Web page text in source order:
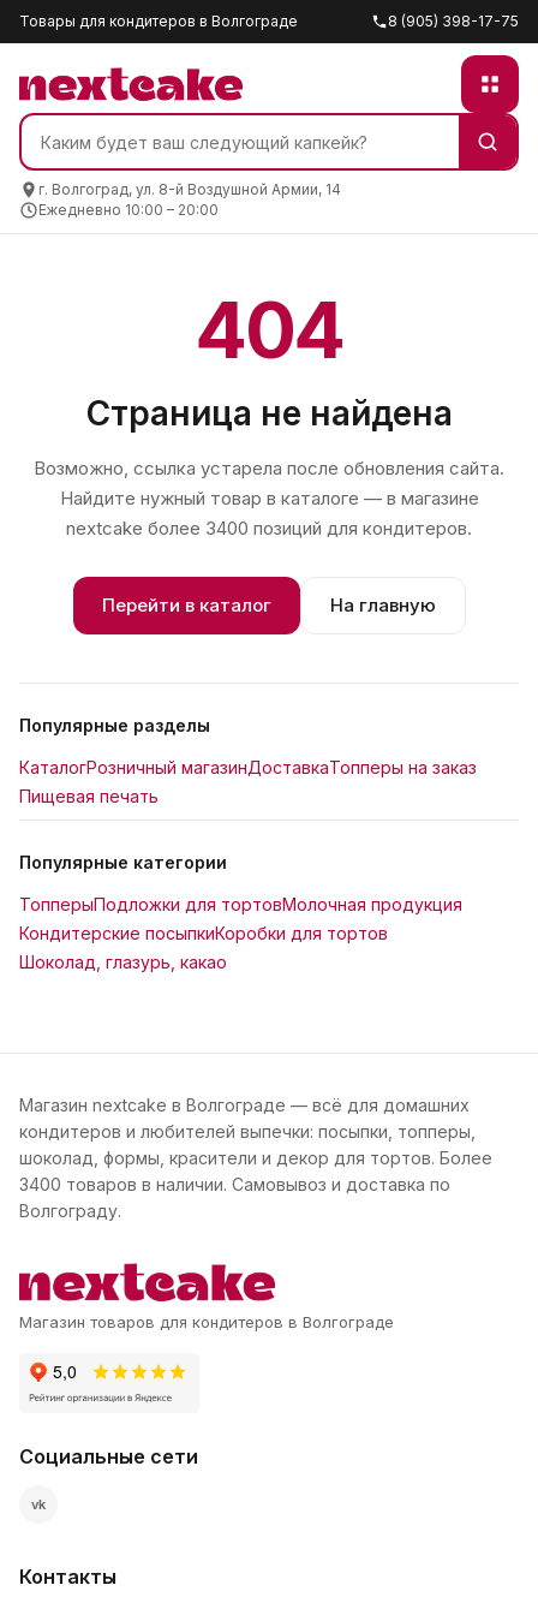
Товары для кондитеров в Волгограде 8 (905) 398-17-75
г. Волгоград, ул. 8-й Воздушной Армии, 14
Ежедневно 10:00 – 20:00
404
Страница не найдена
Возможно, ссылка устарела после обновления сайта.
Найдите нужный товар в каталоге — в магазине
nextcake более 3400 позиций для кондитеров.
Перейти в каталог На главную
Популярные разделы
КаталогРозничный магазинДоставкаТопперы на заказ
Пищевая печать
Популярные категории
ТопперыПодложки для тортовМолочная продукция
Кондитерские посыпкиКоробки для тортов
Шоколад, глазурь, какао
Магазин nextcake в Волгограде — всё для домашних
кондитеров и любителей выпечки: посыпки, топперы,
шоколад, формы, красители и декор для тортов. Более
3400 товаров в наличии. Самовывоз и доставка по
Волгограду.
Магазин товаров для кондитеров в Волгограде
Социальные сети
vk
Контакты